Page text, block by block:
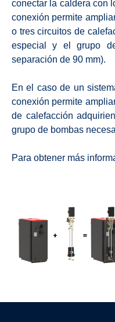
conectar la caldera con
conexión permite
o tres circuitos de
especial y el grupo
separación de 90 mm).
En el caso de un
conexión permite
de calefacción
grupo de bombas
Para obtener más